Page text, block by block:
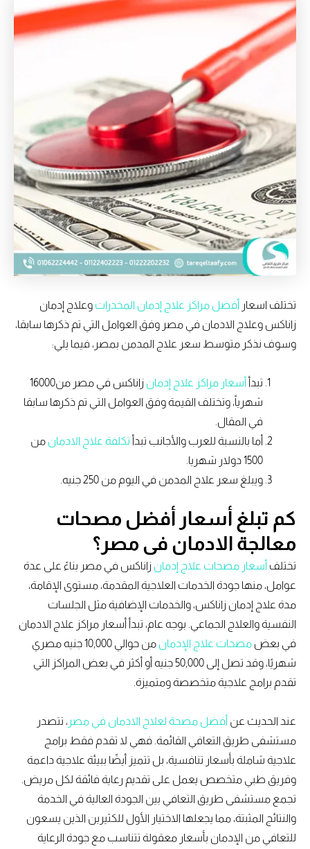
تختلف اسعارأفضل مراكز علاج إدمان المخدراتوعلاج إدمان
زاناكس وعلاج الادمان في مصر وفق العوامل التي تم ذكرها سابقا،
وسوف نذكر متوسط سعر علاج المدمن بمصر، فيما يلي:
تبدأأسعار مراكز علاج إدمان
زاناكس في مصر من16000
شهرياً، وتختلف القيمة وفق العوامل التي تم ذكرها سابقا
في المقال.
أما بالنسبة للعرب والأجانب تبدأتكلفة علاج الادمانمن
1500 دولار شهريا.
ويبلغ سعر علاج المدمن في اليوم من 250 جنيه.
كم تبلغ أسعار أفضل مصحات
معالجة الادمان فى مصر؟
تختلف أسعار مصحات علاج إدمانزاناكس في مصر بناءً على عدة
عوامل، منها جودة الخدمات العلاجية المقدمة، مستوى الإقامة،
مدة علاج إدمان زاناكس، والخدمات الإضافية مثل الجلسات
النفسية والعلاج الجماعي. بوجه عام، تبدأ أسعار مراكز علاج الادمان
في بعض مصحات علاج الإدمان
من حوالي 10,000 جنيه مصري
شهريًا، وقد تصل إلى 50,000 جنيه أو أكثر في بعض المراكز التي
تقدم برامج علاجية متخصصة ومتميزة.
عند الحديث عنأفضل مصحة لعلاج الادمان في مصر، تتصدر
مستشفى طريق التعافي القائمة. فهي لا تقدم فقط برامج
علاجية شاملة بأسعار تنافسية، بل تتميز أيضًا ببيئة علاجية داعمة
وفريق طبي متخصص يعمل على تقديم رعاية فائقة لكل مريض.
تجمع مستشفى طريق التعافي بين الجودة العالية في الخدمة
والنتائج المثبتة، مما يجعلها الاختيار الأول للكثيرين الذين يسعون
للتعافي من الإدمان بأسعار معقولة تتناسب مع جودة الرعاية